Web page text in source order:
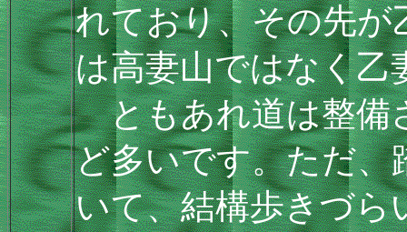
れており、その先が
は高妻山ではなく乙
ともあれ道は整備
ど多いです。ただ
いて、結構歩きづら